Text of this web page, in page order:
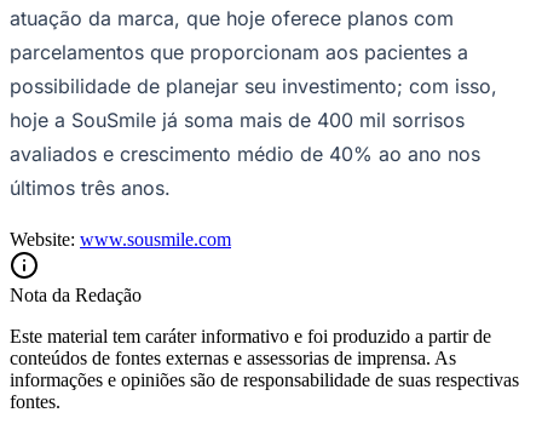
São Paulo
atuação da marca, que hoje oferece planos com
parcelamentos que proporcionam aos pacientes a
possibilidade de planejar seu investimento; com isso,
hoje a SouSmile já soma mais de 400 mil sorrisos
avaliados e crescimento médio de 40% ao ano nos
últimos três anos.
Website: www.sousmile.com
Nota da Redação
Este material tem caráter informativo e foi produzido a partir de
conteúdos de fontes externas e assessorias de imprensa. As
informações e opiniões são de responsabilidade de suas respectivas
fontes.